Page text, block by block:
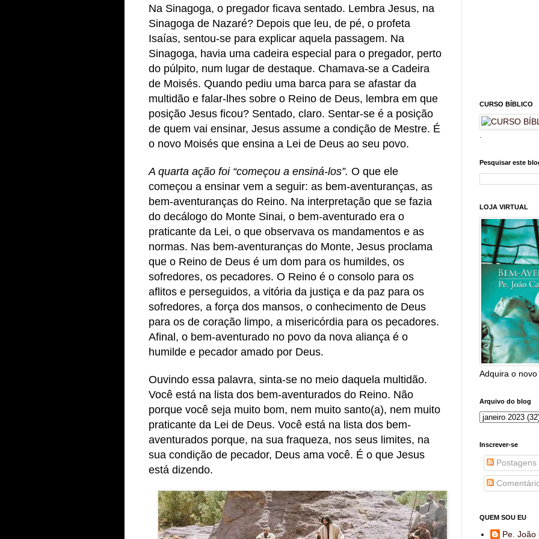
Na Sinagoga, o pregador ficava sentado. Lembra Jesus, na
Sinagoga de Nazaré? Depois que leu, de pé, o profeta
Isaías, sentou-se para explicar aquela passagem. Na
Sinagoga, havia uma cadeira especial para o pregador, perto
do púlpito, num lugar de destaque. Chamava-se a Cadeira
de Moisés. Quando pediu uma barca para se afastar da
multidão e falar-lhes sobre o Reino de Deus, lembra em que
posição Jesus ficou? Sentado, claro. Sentar-se é a posição
de quem vai ensinar, Jesus assume a condição de Mestre. É
o novo Moisés que ensina a Lei de Deus ao seu povo.
A quarta ação foi “começou a ensiná-los”. O que ele
começou a ensinar vem a seguir: as bem-aventuranças, as
bem-aventuranças do Reino. Na interpretação que se fazia
do decálogo do Monte Sinai, o bem-aventurado era o
praticante da Lei, o que observava os mandamentos e as
normas. Nas bem-aventuranças do Monte, Jesus proclama
que o Reino de Deus é um dom para os humildes, os
sofredores, os pecadores. O Reino é o consolo para os
aflitos e perseguidos, a vitória da justiça e da paz para os
sofredores, a força dos mansos, o conhecimento de Deus
para os de coração limpo, a misericórdia para os pecadores.
Afinal, o bem-aventurado no povo da nova aliança é o
humilde e pecador amado por Deus.
Ouvindo essa palavra, sinta-se no meio daquela multidão.
Você está na lista dos bem-aventurados do Reino. Não
porque você seja muito bom, nem muito santo(a), nem muito
praticante da Lei de Deus. Você está na lista dos bem-
aventurados porque, na sua fraqueza, nos seus limites, na
sua condição de pecador, Deus ama você. É o que Jesus
está dizendo.
CURSO BÍBLICO
Pesquisar este
LOJA VIRTUAL
Adquira o
Arquivo do blog
Inscrever-se
Postagens
QUEM SOU EU
Pe. João